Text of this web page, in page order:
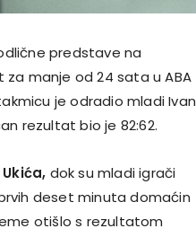
predstave na
manje od 24 sata u ABA
je odradio mladi Ivan
rezultat bio je 82:62.
dok su mladi igrači
deset minuta domaćin
otišlo s rezultatom